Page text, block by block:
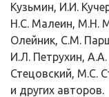
Кузьмин, И.И.
Н.С. Малеин, М.Н.
Олей­ник, С.М.
И.Л. Петрухин,
Стецовский, М.С.
и других авторов.